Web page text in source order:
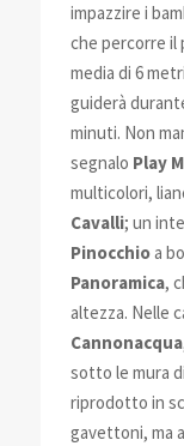
impazzire i
che percorre il
media di 6
guiderà
minuti. Non
segnalo Play
multicolori,
Cavalli; un
Pinocchioa
Panoramica,
altezza. Nelle
Cannonacqua
sotto le mura
riprodotto in
gavettoni, ma